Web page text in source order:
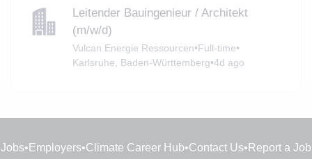
Leitender Bauingenieur / Architekt
(m/w/d)
Vulcan Energie Ressourcen•Full-time•
Karlsruhe, Baden-Württemberg•4d ago
Jobs• Employers•Climate Career Hub•Contact Us• Report a Job